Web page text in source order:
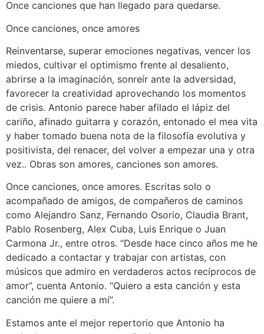
Once canciones que han llegado para quedarse.
Once canciones, once amores
Reinventarse, superar emociones negativas, vencer los
miedos, cultivar el optimismo frente al desaliento,
abrirse a la imaginación, sonreír ante la adversidad,
favorecer la creatividad aprovechando los momentos
de crisis. Antonio parece haber afilado el lápiz del
cariño, afinado guitarra y corazón, entonado el mea vita
y haber tomado buena nota de la filosofía evolutiva y
positivista, del renacer, del volver a empezar una y otra
vez.. Obras son amores, canciones son amores.
Once canciones, once amores. Escritas solo o
acompañado de amigos, de compañeros de caminos
como Alejandro Sanz, Fernando Osorio, Claudia Brant,
Pablo Rosenberg, Alex Cuba, Luis Enrique o Juan
Carmona Jr., entre otros. “Desde hace cinco años me he
dedicado a contactar y trabajar con artistas, con
músicos que admiro en verdaderos actos recíprocos de
amor”, cuenta Antonio. “Quiero a esta canción y esta
canción me quiere a mí”.
Estamos ante el mejor repertorio que Antonio ha